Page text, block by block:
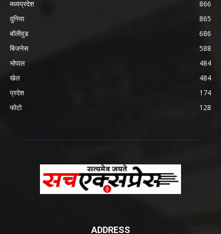
मध्यप्रदेश
866
दुनिया
865
बॉलीवुड
686
बिजनेस
588
भोपाल
484
खेल
484
प्रदेश
174
फोटो
128
ADDRESS